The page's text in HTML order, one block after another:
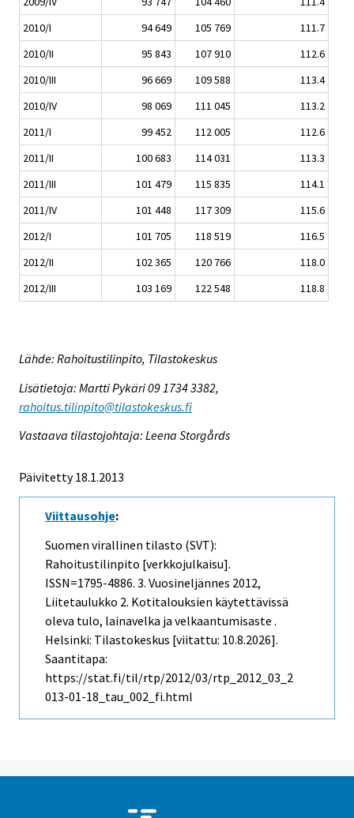
2010/I
94 649 105 769
111.7
2010/II
95 843 107 910
112.6
2010/III
96 669 109 588
113.4
2010/IV
98 069 111 045
113.2
2011/I
99 452 112 005
112.6
2011/II
100 683 114 031
113.3
2011/III
101 479 115 835
114.1
2011/IV
101 448 117 309
115.6
2012/I
101 705 118 519
116.5
2012/II
102 365 120 766
118.0
2012/III
103 169 122 548 118.8
Lähde: Rahoitustilinpito, Tilastokeskus
Lisätietoja: Martti Pykäri 09 1734 3382,
rahoitus.tilinpito@tilastokeskus.fi
Vastaava tilastojohtaja: Leena Storgårds
Päivitetty 18.1.2013
Viittausohje:
Suomen virallinen tilasto (SVT):
Rahoitustilinpito [verkkojulkaisu].
ISSN=1795-4886. 3. Vuosineljännes 2012,
Liitetaulukko 2. Kotitalouksien käytettävissä
oleva tulo, lainavelka ja velkaantumisaste .
Helsinki: Tilastokeskus [viitattu: 10.8.2026].
Saantitapa:
https://stat.fi/til/rtp/2012/03/rtp_2012_03_2
013-01-18_tau_002_fi.html